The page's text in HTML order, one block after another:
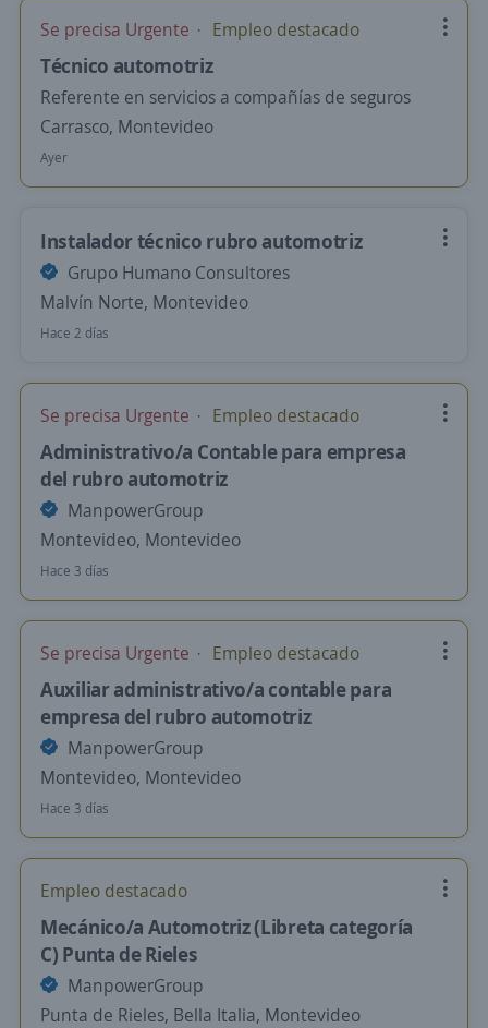
Se precisa Urgente Empleo destacado
Técnico automotriz
Referente en servicios a compañías de seguros
Carrasco, Montevideo
Ayer
Instalador técnico rubro automotriz
Grupo Humano Consultores
Malvín Norte, Montevideo
Hace 2 días
Se precisa Urgente Empleo destacado
Administrativo/a Contable para empresa
del rubro automotriz
ManpowerGroup
Montevideo, Montevideo
Hace 3 días
Se precisa Urgente Empleo destacado
Auxiliar administrativo/a contable para
empresa del rubro automotriz
ManpowerGroup
Montevideo, Montevideo
Hace 3 días
Empleo destacado
Mecánico/a Automotriz (Libreta categoría
C) Punta de Rieles
ManpowerGroup
Punta de Rieles, Bella Italia, Montevideo